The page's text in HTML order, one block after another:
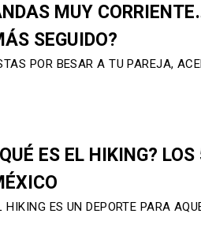
MUY
SEGUIDO?
POR BESAR A TU PAREJA,
ES EL HIKING?
HIKING ES UN DEPORTE PARA